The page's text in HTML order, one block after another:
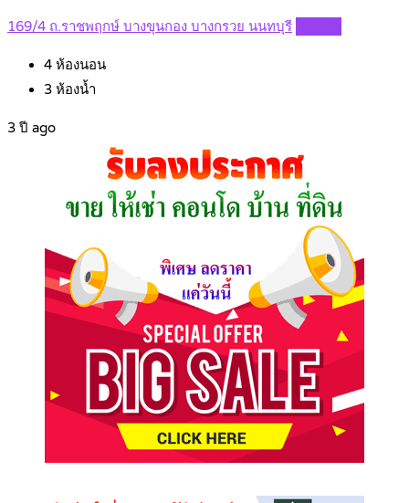
169/4 ถ.ราชพฤกษ์ บางขุนกอง บางกรวย นนทบุรี
4 ห้องนอน
3 ห้องน้ำ
3 ปี ago